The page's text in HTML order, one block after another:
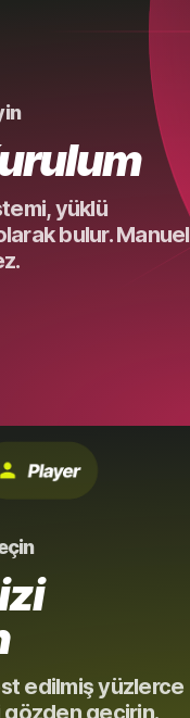
yüklü
bulur. Manuel
edilmiş yüzlerce
geçirin.